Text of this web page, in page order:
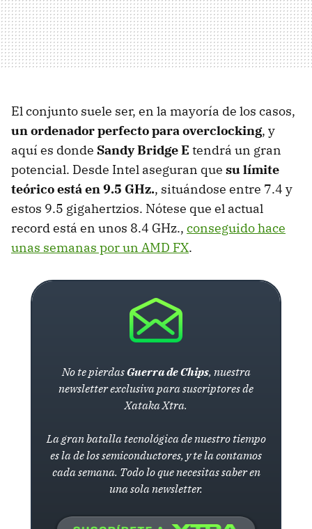
El conjunto suele ser, en la mayoría de los casos,
un ordenador perfecto para overclocking, y
aquí es donde Sandy Bridge E tendrá un gran
potencial. Desde Intel aseguran que su límite
teórico está en 9.5 GHz., situándose entre 7.4 y
estos 9.5 gigahertzios. Nótese que el actual
record está en unos 8.4 GHz., conseguido hace
unas semanas por un AMD FX.
No te pierdasGuerra de Chips, nuestra
newsletter exclusiva para suscriptores de
Xataka Xtra.
La gran batalla tecnológica de nuestro tiempo
es la de los semiconductores, y te la contamos
cada semana. Todo lo que necesitas saber en
una sola newsletter.